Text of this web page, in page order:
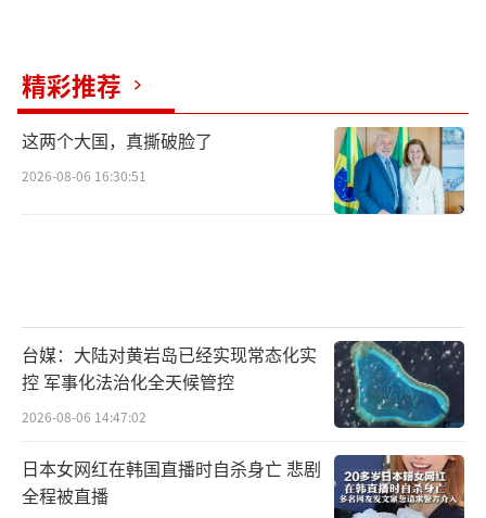
精彩推荐
这两个大国，真撕破脸了
2026-08-06 16:30:51
台媒：大陆对黄岩岛已经实现常态化实
控 军事化法治化全天候管控
2026-08-06 14:47:02
日本女网红在韩国直播时自杀身亡 悲剧
全程被直播